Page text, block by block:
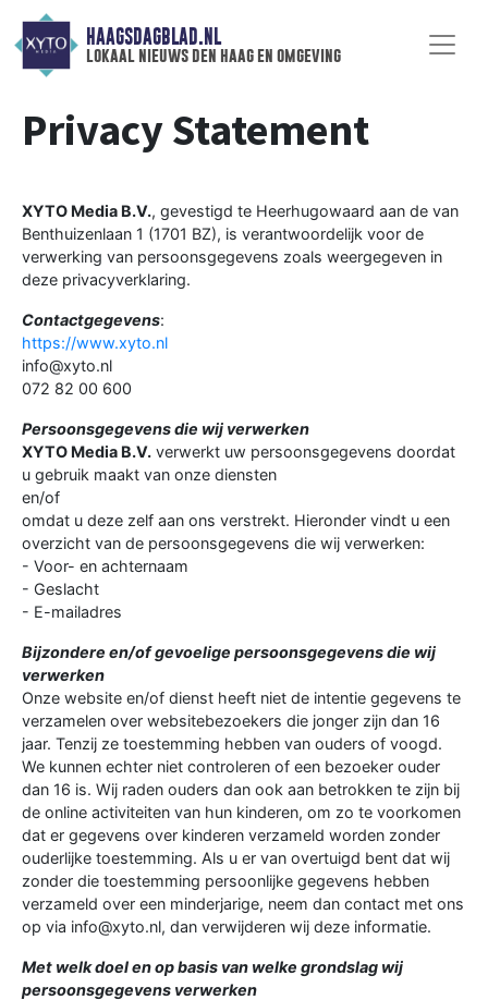
HAAGSDAGBLAD.NL
lokaal nieuws den haag en omgeving
Privacy Statement
XYTO Media B.V., gevestigd te Heerhugowaard aan de van
Benthuizenlaan 1 (1701 BZ), is verantwoordelijk voor de
verwerking van persoonsgegevens zoals weergegeven in
deze privacyverklaring.
Contactgegevens:
https://www.xyto.nl
info@xyto.nl
072 82 00 600
Persoonsgegevens die wij verwerken
XYTO Media B.V. verwerkt uw persoonsgegevens doordat
u gebruik maakt van onze diensten
en/of
omdat u deze zelf aan ons verstrekt. Hieronder vindt u een
overzicht van de persoonsgegevens die wij verwerken:
- Voor- en achternaam
- Geslacht
- E-mailadres
Bijzondere en/of gevoelige persoonsgegevens die wij
verwerken
Onze website en/of dienst heeft niet de intentie gegevens te
verzamelen over websitebezoekers die jonger zijn dan 16
jaar. Tenzij ze toestemming hebben van ouders of voogd.
We kunnen echter niet controleren of een bezoeker ouder
dan 16 is. Wij raden ouders dan ook aan betrokken te zijn bij
de online activiteiten van hun kinderen, om zo te voorkomen
dat er gegevens over kinderen verzameld worden zonder
ouderlijke toestemming. Als u er van overtuigd bent dat wij
zonder die toestemming persoonlijke gegevens hebben
verzameld over een minderjarige, neem dan contact met ons
op via info@xyto.nl, dan verwijderen wij deze informatie.
Met welk doel en op basis van welke grondslag wij
persoonsgegevens verwerken